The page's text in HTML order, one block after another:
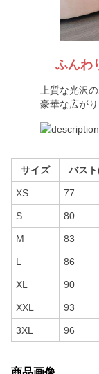
ふんわ
上質な光沢
豪華な広が
サイズ バス
XS 77
S 80
M 83
L 86
XL 90
XXL 93
3XL 96